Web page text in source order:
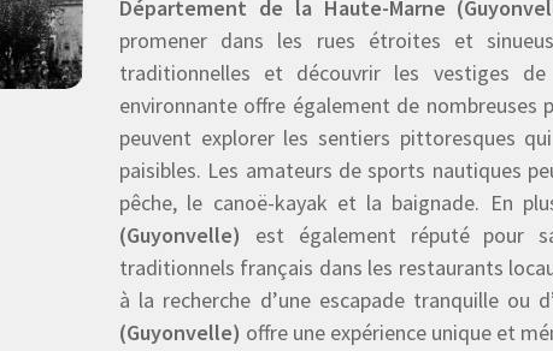
Département de la Haute-Marne
promener dans les rues étroites et
traditionnelles et découvrir les vestiges
environnante offre également de nombreuses
peuvent explorer les sentiers pittoresques
paisibles. Les amateurs de sports nautiques
pêche, le canoë-kayak et la baignade. En
(Guyonvelle) est également réputé pour
traditionnels français dans les restaurants
à la recherche d’une escapade tranquille ou
(Guyonvelle) offre une expérience unique et